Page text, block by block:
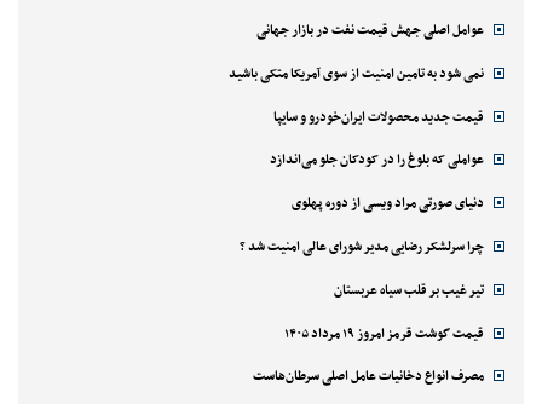
عوامل اصلی جهش قیمت نفت در بازار جهانی
نمی شود به تامین امنیت از سوی آمریکا متکی باشید
قیمت جدید محصولات ایران‌خودرو و سایپا
عواملی که بلوغ را در کودکان جلو می‌اندازد
دنیای صورتی مراد ویسی از دوره پهلوی
چرا سرلشکر رضایی مدیر شورای عالی امنیت شد ؟
تیر غیب بر قلب سیاه عربستان
قیمت گوشت قرمز امروز ۱۹ مرداد ۱۴۰۵
مصرف انواع دخانیات عامل اصلی سرطان‌هاست